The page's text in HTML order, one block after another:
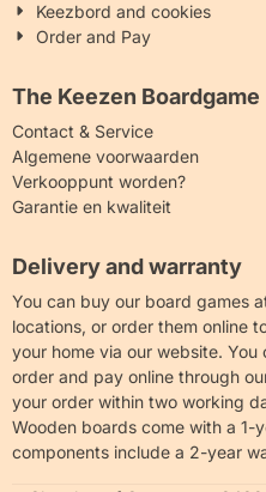
Keezbord and cookies
Order and Pay
The Keezen Boardgame
Contact & Service
Algemene voorwaarden
Verkooppunt worden?
Garantie en kwaliteit
Delivery and warranty
You can buy our board games
locations, or order them online
your home via our website.
order and pay online through
your order within two working
Wooden boards come with a 1-
components include a 2-year